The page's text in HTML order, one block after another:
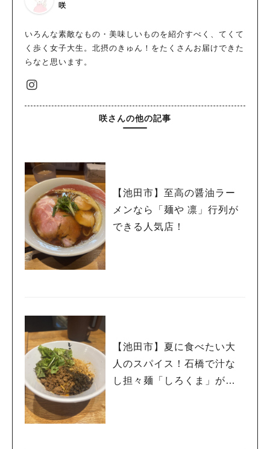
咲
いろんな素敵なもの・美味しいものを紹介すべく、てくて
く歩く女子大生。北摂のきゅん！をたくさんお届けできた
らなと思います。
咲さんの他の記事
【池田市】至高の醤油ラー
メンなら「麺や 凛」行列が
できる人気店！
【池田市】夏に食べたい大
人のスパイス！石橋で汁な
し担々麺「しろくま」が最